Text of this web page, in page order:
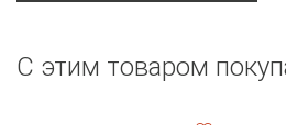
С этим товаром